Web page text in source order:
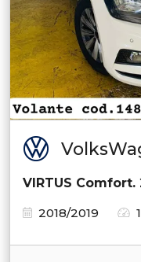
VIRTUS Comfort.
2018/2019